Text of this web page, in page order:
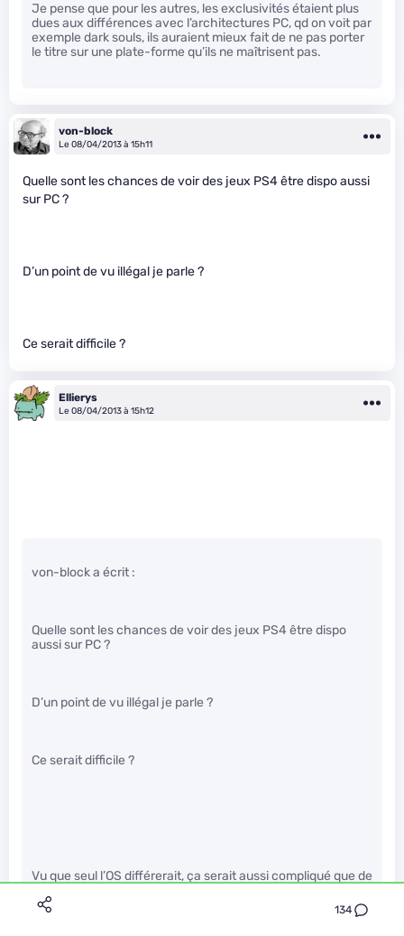
134
Je pense que pour les autres, les exclusivités étaient plus
dues aux différences avec l’architectures PC, qd on voit par
exemple dark souls, ils auraient mieux fait de ne pas porter
le titre sur une plate-forme qu’ils ne maîtrisent pas.
von-block
Le 08/04/2013 à 15h11
Quelle sont les chances de voir des jeux PS4 être dispo aussi
sur PC ?
D’un point de vu illégal je parle ?
Ce serait difficile ?
Ellierys
Le 08/04/2013 à 15h12
von-block a écrit :
Quelle sont les chances de voir des jeux PS4 être dispo
aussi sur PC ?
D’un point de vu illégal je parle ?
Ce serait difficile ?
Vu que seul l’OS différerait, ça serait aussi compliqué que de